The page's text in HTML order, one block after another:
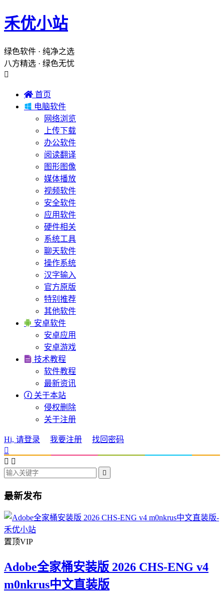
禾优小站
绿色软件 · 纯净之选
八方精选 · 绿色无忧

 首页
 电脑软件
网络浏览
上传下载
办公软件
阅读翻译
图形图像
媒体播放
视频软件
安全软件
应用软件
硬件相关
系统工具
聊天软件
操作系统
汉字输入
官方原版
特别推荐
其他软件
 安卓软件
安卓应用
安卓游戏
 技术教程
软件教程
最新资讯
 关于本站
侵权删除
关于注册
Hi, 请登录 我要注册
找回密码

 

最新发布
置顶VIP
Adobe全家桶安装版 2026 CHS-ENG v4
m0nkrus中文直装版